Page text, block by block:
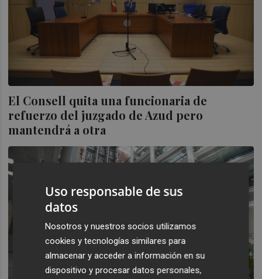
El Consell quita una funcionaria de
refuerzo del juzgado de Azud pero
mantendrá a otra
Uso responsable de sus
datos
Nosotros y nuestros socios utilizamos
cookies y tecnologías similares para
almacenar y acceder a información en su
dispositivo y procesar datos personales,